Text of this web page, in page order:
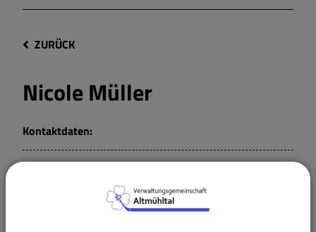
ZURÜCK
Nicole Müller
Kontaktdaten: